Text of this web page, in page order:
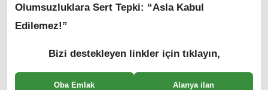
Olumsuzluklara Sert Tepki: “Asla Kabul
Edilemez!”
Bizi destekleyen linkler için tıklayın,
Oba Emlak Alanya ilan